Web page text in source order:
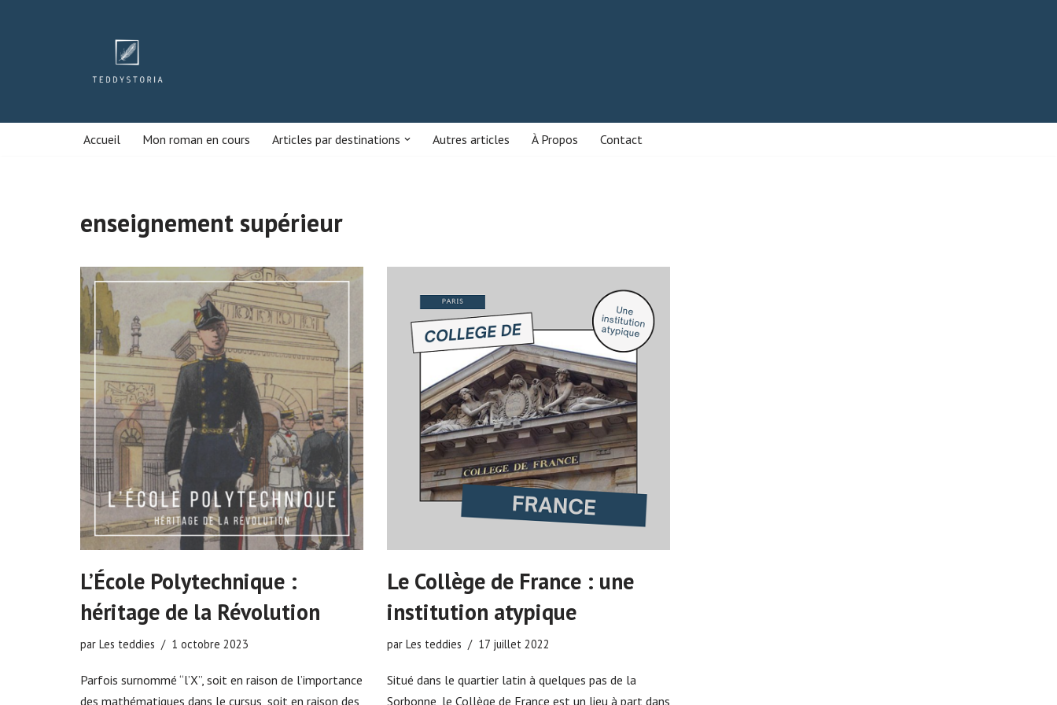
Accueil Mon roman en cours Articles par destinations Autres articles À Propos Contact
enseignement supérieur
L’École Polytechnique :
héritage de la Révolution
par Les teddies 1 octobre 2023
Parfois surnommé “l’X”, soit en raison de l’importance
des mathématiques dans le cursus, soit en raison des
Le Collège de France : une
institution atypique
par Les teddies 17 juillet 2022
Situé dans le quartier latin à quelques pas de la
Sorbonne, le Collège de France est un lieu à part dans